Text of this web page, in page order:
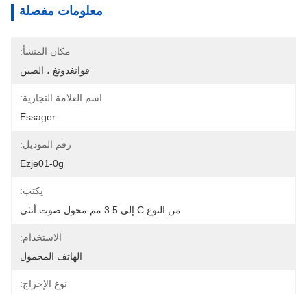
معلومات مفصلة
مكان المنشأ:
قوانغدونغ ، الصين
اسم العلامة التجارية:
Essager
رقم الموديل:
Ezje01-0g
يكتب:
من النوع C إلى 3.5 مم محول صوت أنثى
الاستخدام:
الهاتف المحمول
نوع الإخراج: